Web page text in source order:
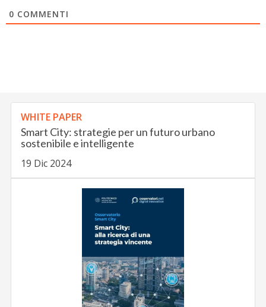
0 COMMENTI
WHITE PAPER
Smart City: strategie per un futuro urbano
sostenibile e intelligente
19 Dic 2024